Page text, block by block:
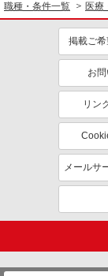
同じ特徴から求
ボーナス・賞与あり
交通費支給
産休・育休取得実績
職種・条件一覧 医療
掲載ご
お
リン
メールサ